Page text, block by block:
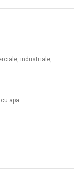
industriale,
apa